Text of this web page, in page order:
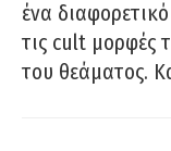
ένα
τις cult μορφές
του θεάματος.